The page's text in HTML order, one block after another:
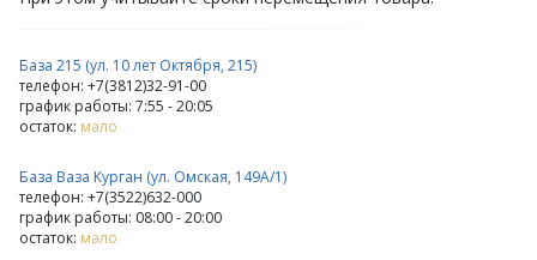
База 215 (ул. 10 лет Октября, 215)
телефон: +7(3812)32-91-00
график работы: 7:55 - 20:05
остаток: мало
База Ваза Курган (ул. Омская, 149А/1)
телефон: +7(3522)632-000
график работы: 08:00 - 20:00
остаток: мало